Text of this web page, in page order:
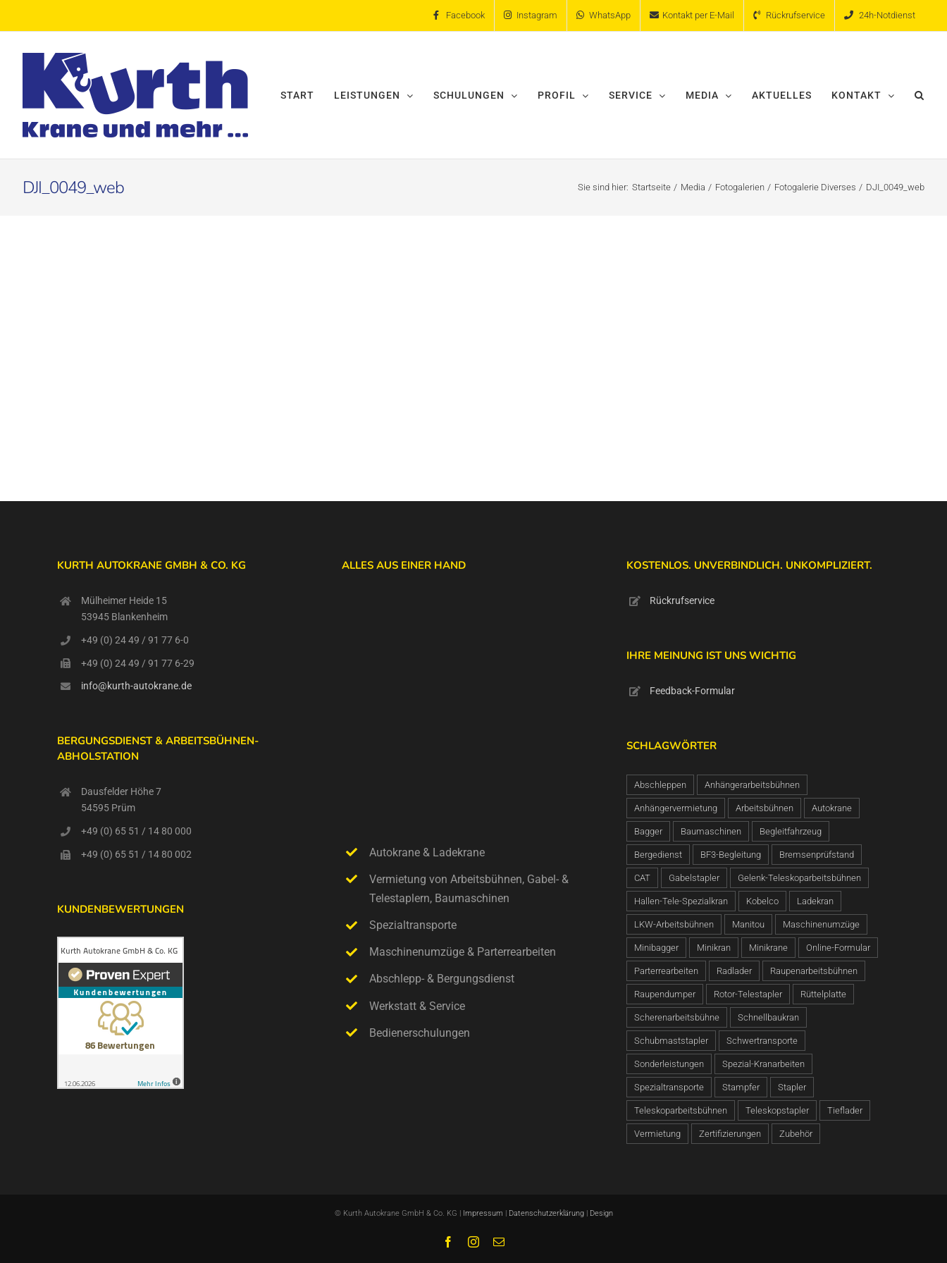
Facebook Instagram WhatsApp Kontakt per E-Mail Rückrufservice 24h-Notdienst
START LEISTUNGEN SCHULUNGEN PROFIL SERVICE MEDIA AKTUELLES KONTAKT
DJI_0049_web Sie sind hier: Startseite Media Fotogalerien Fotogalerie Diverses DJI_0049_web
KURTH AUTOKRANE GMBH & CO. KG
Mülheimer Heide 15
53945 Blankenheim
+49 (0) 24 49 / 91 77 6-0
+49 (0) 24 49 / 91 77 6-29
info@kurth-autokrane.de
BERGUNGSDIENST & ARBEITSBÜHNEN-
ABHOLSTATION
Dausfelder Höhe 7
54595 Prüm
+49 (0) 65 51 / 14 80 000
+49 (0) 65 51 / 14 80 002
KUNDENBEWERTUNGEN
ALLES AUS EINER HAND
Autokrane & Ladekrane
Vermietung von Arbeitsbühnen, Gabel- &
Telestaplern, Baumaschinen
Spezialtransporte
Maschinenumzüge & Parterrearbeiten
Abschlepp- & Bergungsdienst
Werkstatt & Service
Bedienerschulungen
KOSTENLOS. UNVERBINDLICH. UNKOMPLIZIERT.
Rückrufservice
IHRE MEINUNG IST UNS WICHTIG
Feedback-Formular
SCHLAGWÖRTER
Abschleppen Anhängerarbeitsbühnen
Anhängervermietung Arbeitsbühnen Autokrane
Bagger Baumaschinen Begleitfahrzeug
Bergedienst BF3-Begleitung Bremsenprüfstand
CAT Gabelstapler Gelenk-Teleskoparbeitsbühnen
Hallen-Tele-Spezialkran Kobelco Ladekran
LKW-Arbeitsbühnen Manitou Maschinenumzüge
Minibagger Minikran Minikrane Online-Formular
Parterrearbeiten Radlader Raupenarbeitsbühnen
Raupendumper Rotor-Telestapler Rüttelplatte
Scherenarbeitsbühne Schnellbaukran
Schubmaststapler Schwertransporte
Sonderleistungen Spezial-Kranarbeiten
Spezialtransporte Stampfer Stapler
Teleskoparbeitsbühnen Teleskopstapler Tieflader
Vermietung Zertifizierungen Zubehör
© Kurth Autokrane GmbH & Co. KG | Impressum | Datenschutzerklärung | Design
FacebookInstagram
E-